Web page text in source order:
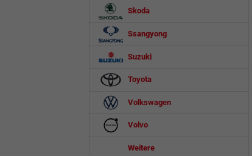
Skoda
Ssangyong
Suzuki
Toyota
Volkswagen
Volvo
Weitere